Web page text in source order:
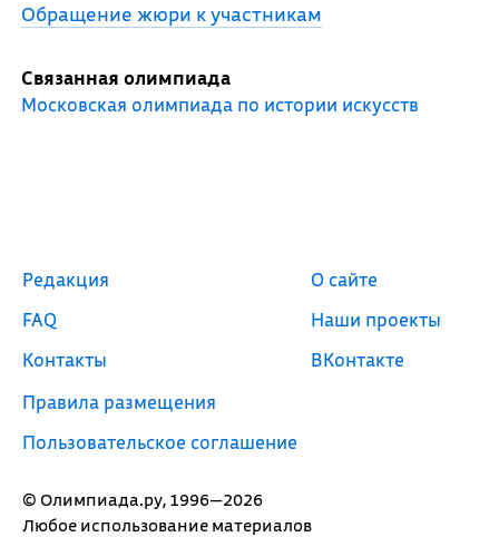
Обращение жюри к участникам
Связанная олимпиада
Московская олимпиада по истории искусств
© Олимпиада.ру, 1996—2026
Любое использование материалов
Редакция
FAQ
Контакты
Правила размещения
Пользовательское соглашение
О сайте
Наши проекты
ВКонтакте